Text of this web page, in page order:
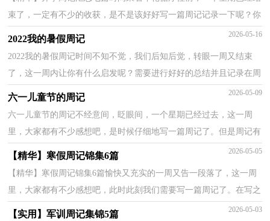
束了，一定有不少的收获，是不是该好好写一篇周记记录一下呢？你
所见过的周记应该是什么样的？以下是小编精心整理的开...
2022我的暑假周记 2026-05-16
2022我的暑假周记时间不知不觉，我们后知后觉，转眼一周又结束
了，这一周内让你有什么启发呢？需要进行好好的总结并且记录在周
记里了。快来参考周记是怎么写的吧，以下是小编为大家收...
六一儿童节的周记 2026-05-09
六一儿童节的周记不经意间，眨眼间，一个星期已经过去，这一周
里，大家都有不少感想吧，是时候仔细地写一篇周记了。但是周记有
什么要求呢？下面是小编为大家整理的六一儿童节的周记，欢迎...
【精华】寒假周记锦集6篇 2026-05-05
【精华】寒假周记锦集6篇愉快又充实的一周又告一段落了，这一周
里，大家都有不少感想吧，此时此刻我们需要写一篇周记了。在写之
前，要先考虑好内容和结构喔！下面是小编收集整理的寒...
【实用】军训周记集锦5篇 2026-05-03